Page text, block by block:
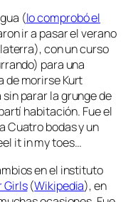
(lo comprobó el
ir a pasar el verano
con un curso
para una
de morirse Kurt
parar lagrungede
habitación. Fue el
Cuatro bodas y un
it in my toes…
en el instituto
Girls(Wikipedia), en